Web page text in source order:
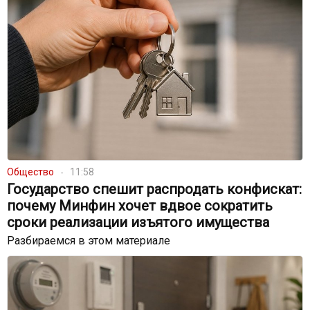
Общество 11:58
Государство спешит распродать конфискат:
почему Минфин хочет вдвое сократить
сроки реализации изъятого имущества
Разбираемся в этом материале